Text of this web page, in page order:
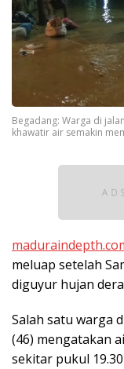
Begadang: Warga di
khawatir air semakin
meluap setelah
diguyur hujan
Salah satu warga
(46) mengatakan
sekitar pukul